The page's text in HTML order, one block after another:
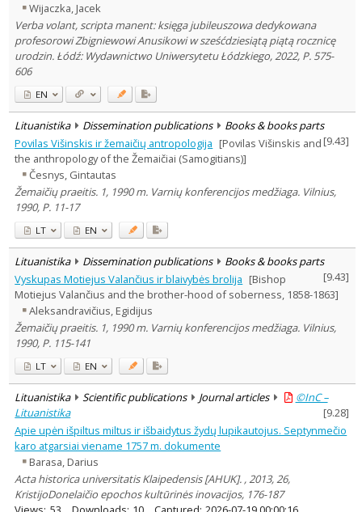
Wijaczka, Jacek
Verba volant, scripta manent: księga jubileuszowa dedykowana
profesorowi Zbigniewowi Anusikowi w sześćdziesiątą piątą rocznicę
urodzin. Łódź: Wydawnictwo Uniwersytetu Łódzkiego, 2022, P. 575-
606
EN
Lituanistika Dissemination publications
Books & books parts
[9.43]
Povilas Višinskis ir žemaičių antropologija [Povilas Višinskis and
the anthropology of the Žemaičiai (Samogitians)]
Česnys, Gintautas
Žemaičių praeitis. 1, 1990 m. Varnių konferencijos medžiaga. Vilnius,
1990, P. 11-17
LT EN
Lituanistika Dissemination publications
Books & books parts
[9.43]
Vyskupas Motiejus Valančius ir blaivybės brolija [Bishop
Motiejus Valančius and the brother-hood of soberness, 1858-1863]
Aleksandravičius, Egidijus
Žemaičių praeitis. 1, 1990 m. Varnių konferencijos medžiaga. Vilnius,
1990, P. 115-141
LT EN
Lituanistika Scientific publications Journal articles
©InC –
Lituanistika
[9.28]
Apie upėn išpiltus miltus ir išbaidytus žydų lupikautojus. Septynmečio
karo atgarsiai viename 1757 m. dokumente
Barasa, Darius
Acta historica universitatis Klaipedensis [AHUK]. , 2013, 26,
KristijoDonelaičio epochos kultūrinės inovacijos, 176-187